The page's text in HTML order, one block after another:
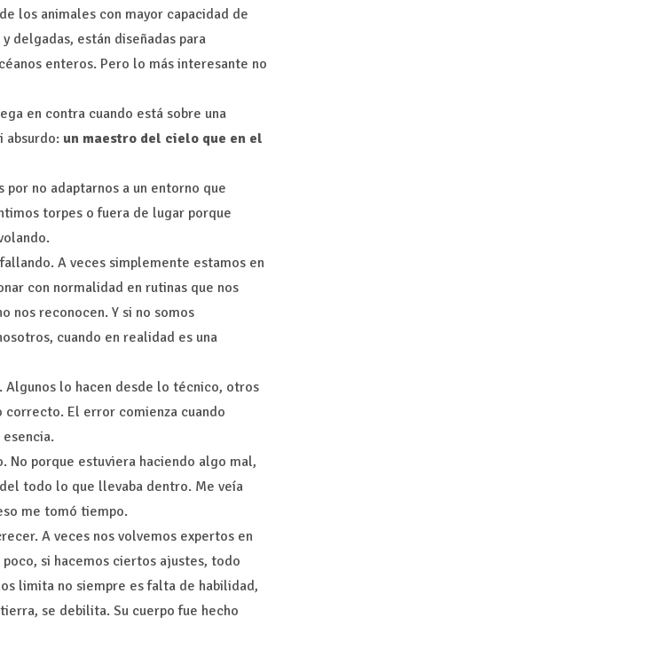
los animales con mayor capacidad de
delgadas, están diseñadas para
enteros. Pero lo más interesante no
en contra cuando está sobre una
absurdo: un maestro del cielo que en el
por no adaptarnos a un entorno que
torpes o fuera de lugar porque
A veces simplemente estamos en
con normalidad en rutinas que nos
nos reconocen. Y si no somos
cuando en realidad es una
Algunos lo hacen desde lo técnico, otros
correcto. El error comienza cuando
No porque estuviera haciendo algo mal,
todo lo que llevaba dentro. Me veía
me tomó tiempo.
A veces nos volvemos expertos en
poco, si hacemos ciertos ajustes, todo
limita no siempre es falta de habilidad,
se debilita. Su cuerpo fue hecho